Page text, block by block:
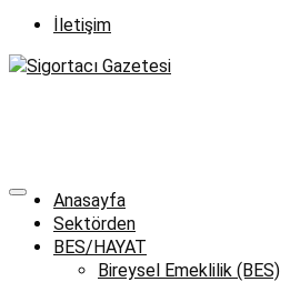
İletişim
Anasayfa
Sektörden
BES/HAYAT
Bireysel Emeklilik (BES)